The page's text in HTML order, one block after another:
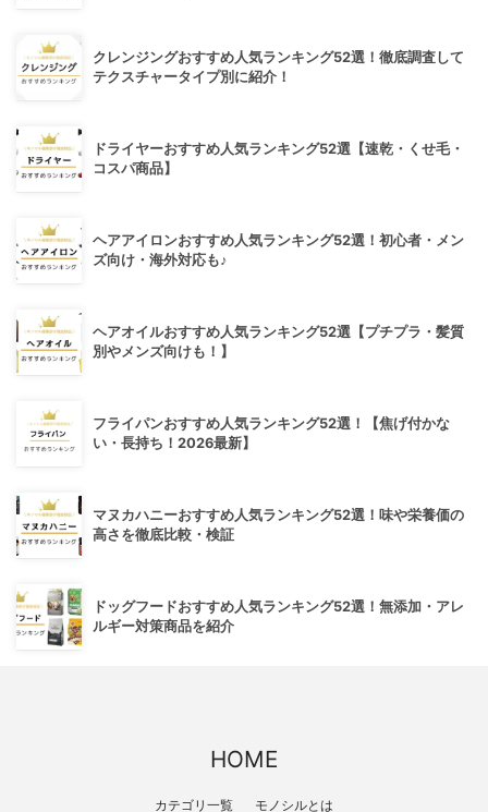
クレンジングおすすめ人気ランキング52選！徹底調査して
テクスチャータイプ別に紹介！
ドライヤーおすすめ人気ランキング52選【速乾・くせ毛・
コスパ商品】
ヘアアイロンおすすめ人気ランキング52選！初心者・メン
ズ向け・海外対応も♪
ヘアオイルおすすめ人気ランキング52選【プチプラ・髪質
別やメンズ向けも！】
フライパンおすすめ人気ランキング52選！【焦げ付かな
い・長持ち！2026最新】
マヌカハニーおすすめ人気ランキング52選！味や栄養価の
高さを徹底比較・検証
ドッグフードおすすめ人気ランキング52選！無添加・アレ
ルギー対策商品を紹介
HOME
カテゴリ一覧 モノシルとは